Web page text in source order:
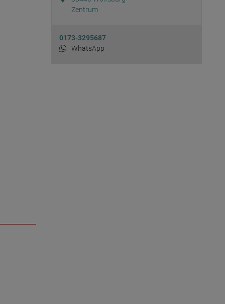
Zentrum
0173-3295687
WhatsApp